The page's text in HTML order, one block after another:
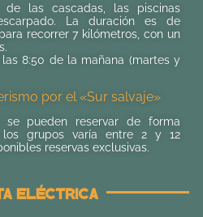
las cascadas, las piscinas
La duración es de
recorrer 7 kilómetros, con un
8:50 de la mañana (martes y
por el «Sur salvaje»
se pueden reservar de forma
grupos varía entre 2 y 12
reservas exclusivas.
Eléctrica